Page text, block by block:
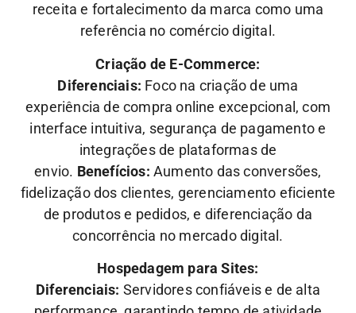
receita e fortalecimento da marca como uma
referência no comércio digital.
Criação de E-Commerce:
Diferenciais: Foco na criação de uma
experiência de compra online excepcional, com
interface intuitiva, segurança de pagamento e
integrações de plataformas de
envio. Benefícios: Aumento das conversões,
fidelização dos clientes, gerenciamento eficiente
de produtos e pedidos, e diferenciação da
concorrência no mercado digital.
Hospedagem para Sites:
Diferenciais: Servidores confiáveis e de alta